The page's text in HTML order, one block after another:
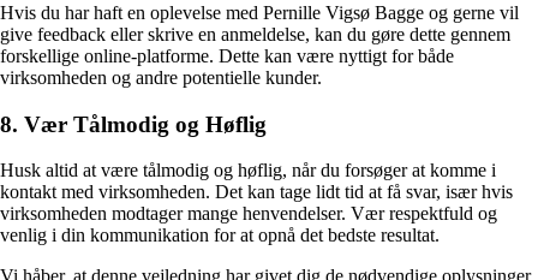
Hvis du har haft en oplevelse med Pernille Vigsø Bagge og gerne vil
give feedback eller skrive en anmeldelse, kan du gøre dette gennem
forskellige online-platforme. Dette kan være nyttigt for både
virksomheden og andre potentielle kunder.
8. Vær Tålmodig og Høflig
Husk altid at være tålmodig og høflig, når du forsøger at komme i
kontakt med virksomheden. Det kan tage lidt tid at få svar, især hvis
virksomheden modtager mange henvendelser. Vær respektfuld og
venlig i din kommunikation for at opnå det bedste resultat.